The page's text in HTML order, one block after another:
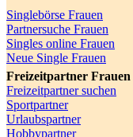
Singlebörse Frauen
Partnersuche Frauen
Singles online Frauen
Neue Single Frauen
Freizeitpartner Frauen
Freizeitpartner suchen
Sportpartner
Urlaubspartner
Hobbypartner